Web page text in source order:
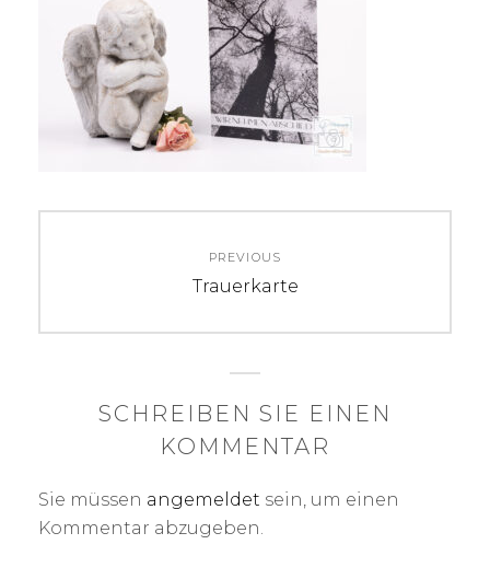
Navigation
PREVIOUS
Previous
Trauerkarte
SCHREIBEN SIE EINEN
KOMMENTAR
Sie müssen angemeldet sein, um einen
Kommentar abzugeben.